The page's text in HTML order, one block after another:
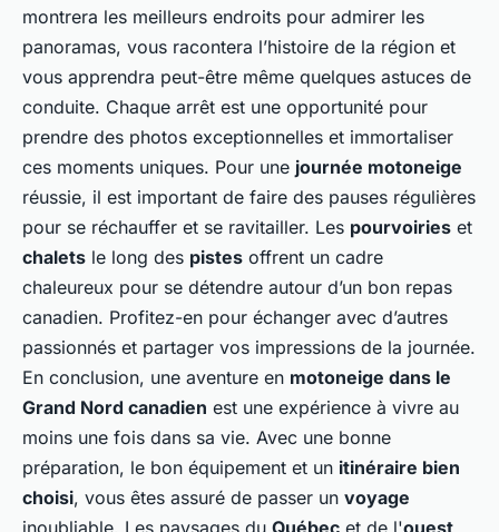
montrera les meilleurs endroits pour admirer les
panoramas, vous racontera l’histoire de la région et
vous apprendra peut-être même quelques astuces de
conduite. Chaque arrêt est une opportunité pour
prendre des photos exceptionnelles et immortaliser
ces moments uniques. Pour une journée motoneige
réussie, il est important de faire des pauses régulières
pour se réchauffer et se ravitailler. Les pourvoiries et
chalets le long des pistes offrent un cadre
chaleureux pour se détendre autour d’un bon repas
canadien. Profitez-en pour échanger avec d’autres
passionnés et partager vos impressions de la journée.
En conclusion, une aventure en motoneige dans le
Grand Nord canadien est une expérience à vivre au
moins une fois dans sa vie. Avec une bonne
préparation, le bon équipement et un itinéraire bien
choisi, vous êtes assuré de passer un voyage